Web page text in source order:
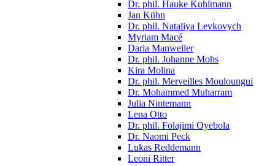
Dr. phil. Hauke Kuhlmann
Jan Kühn
Dr. phil. Nataliya Levkovych
Myriam Macé
Daria Manweiler
Dr. phil. Johanne Mohs
Kira Molina
Dr. phil. Merveilles Mouloungui
Dr. Mohammed Muharram
Julia Nintemann
Lena Otto
Dr. phil. Folajimi Oyebola
Dr. Naomi Peck
Lukas Reddemann
Leoni Ritter